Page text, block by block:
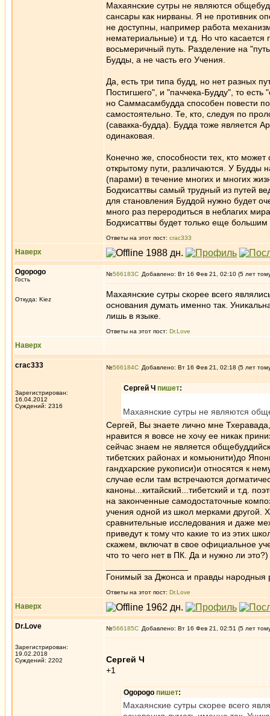
Махаянские сутры не являются
сансары как нирваны. Я не противник
не доступны, например работа
нематериальные) и т.д. Но что
восьмеричный путь. Разделение на
Будды, а не часть его Учения.
Да, есть три типа будд, но нет разных
Постигшего", и "паччека-Будду", то
но Саммасамбудда способен повести
самостоятельно. Те, кто, следуя по
(савакка-будда). Будда тоже является
одинаковая.
Конечно же, способности тех, кто
открытому пути, различаются. У Будды
(парами) в течение многих и многих
Бодхисаттвы самый трудный из путей
для становления Буддой нужно будет
много раз переродиться в неблагих
Бодхисаттвы будет только еще
Ответы на этот пост: crac333
Наверх
Ogopogo
Гость
Откуда: Kiez
№566183 Добавлено: Вт 16 Фев 21, 02:10 (5 лет
Махаянские сутры скорее всего
основания думать именно так.
лишь в языке.
Ответы на этот пост: Dr.Love
Наверх
crac333
Зарегистрирован:
16.04.2012
Суждений: 2316
№566184 Добавлено: Вт 16 Фев 21, 02:18 (5 лет
Сергей Ч пишет:
Махаянские сутры не являются
Сергей, Вы знаете лично мне
нравится я вовсе не хочу ее никак
сейчас знаем не является
тибетских районах и комьюнити)до
гандхарские рукописи)и относятся к
случае если там встречаются
каноны...китайский...тибетский и т.д.
на законченные самодостаточные
учения одной из школ мерками другой.
сравнительные исследования и даже
приведут к тому что какие то из этих
скажем, включат в свое официальное
что то чего нет в ПК. Да и нужно ли это?)
Гонимый за Джонса и правды народныя
Ответы на этот пост: Dr.Love
Наверх
Dr.Love
Зарегистрирован:
19.02.2018
Суждений: 2202
№566185 Добавлено: Вт 16 Фев 21, 02:51 (5 лет
Сергей Ч
+1
Ogopogo пишет:
Махаянские сутры скорее всего